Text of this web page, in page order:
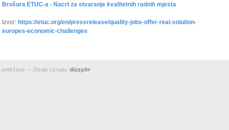
Brošura ETUC-a - Nacrt za stvaranje kvalitetnih radnih mjesta
Izvor: https://etuc.org/en/pressrelease/quality-jobs-offer-real-solution-
europes-economic-challenges
pridržana — Dizajn i izrada: dizzy.hr